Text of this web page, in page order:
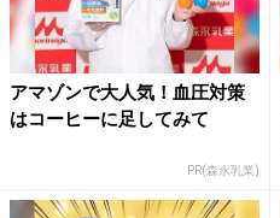
アマゾンで大人気！血圧対策
はコーヒーに足してみて
PR(森永乳業)